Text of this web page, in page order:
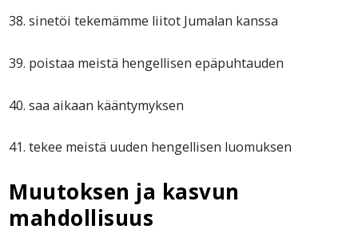
38. sinetöi tekemämme liitot Jumalan kanssa
39. poistaa meistä hengellisen epäpuhtauden
40. saa aikaan kääntymyksen
41. tekee meistä uuden hengellisen luomuksen
Muutoksen ja kasvun
mahdollisuus